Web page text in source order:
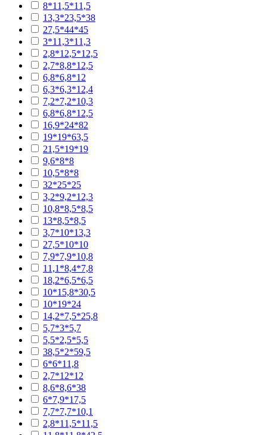
8*11,5*11,5
13,3*23,5*38
27,5*44*45
3*11,3*11,3
2,8*12,5*12,5
2,7*8,8*12,5
6,8*6,8*12
6,3*6,3*12,4
7,2*7,2*10,3
6,8*6,8*12,5
16,9*24*82
19*19*63,5
21,5*19*19
9,6*8*8
10,5*8*8
32*25*25
3,2*9,2*12,3
10,8*8,5*8,5
13*8,5*8,5
3,7*10*13,3
27,5*10*10
7,9*7,9*10,8
11,1*8,4*7,8
18,2*6,5*6,5
10*15,8*30,5
10*19*24
14,2*7,5*25,8
5,7*3*5,7
5,5*2,5*5,5
38,5*2*59,5
6*6*11,8
2,7*12*12
8,6*8,6*38
6*7,9*17,5
7,7*7,7*10,1
2,8*11,5*11,5